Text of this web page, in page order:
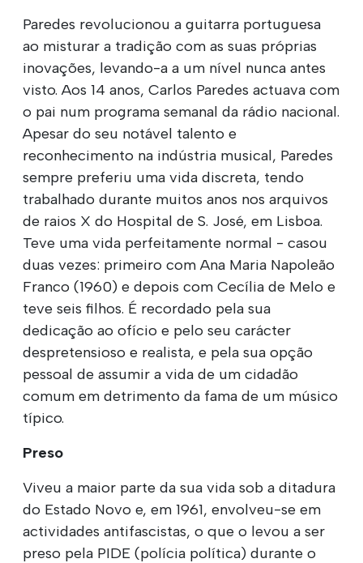
Paredes revolucionou a guitarra portuguesa
ao misturar a tradição com as suas próprias
inovações, levando-a a um nível nunca antes
visto. Aos 14 anos, Carlos Paredes actuava com
o pai num programa semanal da rádio nacional.
Apesar do seu notável talento e
reconhecimento na indústria musical, Paredes
sempre preferiu uma vida discreta, tendo
trabalhado durante muitos anos nos arquivos
de raios X do Hospital de S. José, em Lisboa.
Teve uma vida perfeitamente normal - casou
duas vezes: primeiro com Ana Maria Napoleão
Franco (1960) e depois com Cecília de Melo e
teve seis filhos. É recordado pela sua
dedicação ao ofício e pelo seu carácter
despretensioso e realista, e pela sua opção
pessoal de assumir a vida de um cidadão
comum em detrimento da fama de um músico
típico.
Preso
Viveu a maior parte da sua vida sob a ditadura
do Estado Novo e, em 1961, envolveu-se em
actividades antifascistas, o que o levou a ser
preso pela PIDE (polícia política) durante o